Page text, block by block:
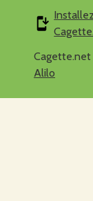
Cagette.net
Alilo